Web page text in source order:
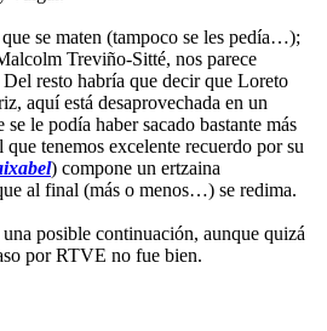
se maten (tampoco se les pedía…);
Treviño-Sitté, nos parece
resto habría que decir que Loreto
aquí está desaprovechada en un
le podía haber sacado bastante más
tenemos excelente recuerdo por su
) compone un ertzaina
al final (más o menos…) se redima.
posible continuación, aunque quizá
por RTVE no fue bien.